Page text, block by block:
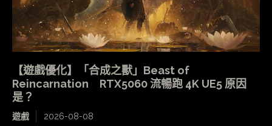
【遊戲優化】「合成之獸」Beast of
Reincarnation RTX5060 流暢跑 4K UE5 原因
是？
遊戲 2026-08-08